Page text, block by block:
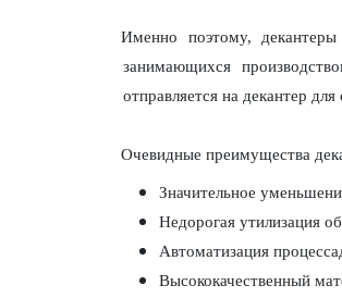
Именно поэтому,
занимающихся
отправляется на декантер
Очевидные преимущества
Значительное
Недорогая утилизация
Автоматизация
Высококачественный